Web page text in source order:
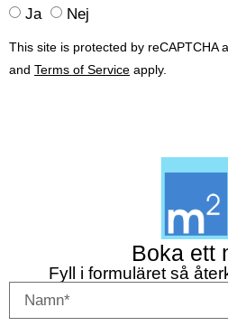
Ja Nej
This site is protected by reCAPTCHA
and Terms of Service apply.
Boka ett
Fyll i formuläret så